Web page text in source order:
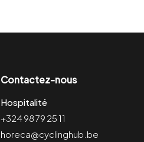
Contactez-nous
Hospitalité
+324 98 79 25 11
horeca@cyclinghub.be